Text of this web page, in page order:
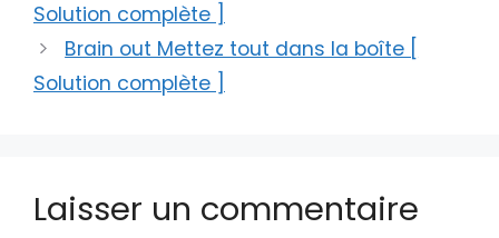
Solution complète ]
Brain out Mettez tout dans la boîte [
Solution complète ]
Laisser un commentaire